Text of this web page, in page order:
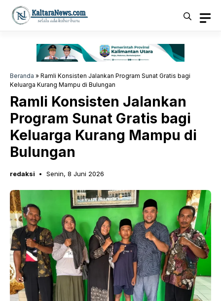
Langsung
Beranda » Ramli Konsisten Jalankan Program Sunat Gratis bagi
Keluarga Kurang Mampu di Bulungan
Ramli Konsisten Jalankan
Program Sunat Gratis bagi
Keluarga Kurang Mampu di
Bulungan
redaksi Senin, 8 Juni 2026